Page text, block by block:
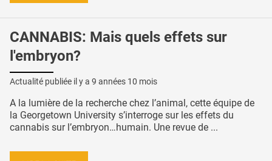
CANNABIS: Mais quels effets sur
l'embryon?
Actualité publiée il y a 9 années 10 mois
A la lumière de la recherche chez l’animal, cette équipe de
la Georgetown University s’interroge sur les effets du
cannabis sur l’embryon…humain. Une revue de ...